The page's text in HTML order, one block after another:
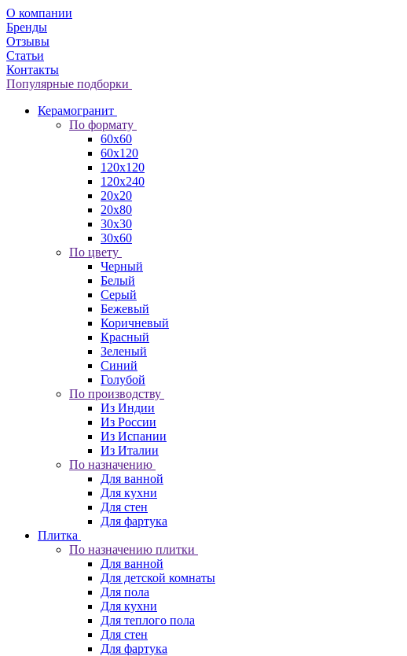
О компании
Бренды
Отзывы
Статьи
Контакты
Популярные подборки
Керамогранит
По формату
60x60
60x120
120x120
120x240
20x20
20x80
30x30
30x60
По цвету
Черный
Белый
Серый
Бежевый
Коричневый
Красный
Зеленый
Синий
Голубой
По производству
Из Индии
Из России
Из Испании
Из Италии
По назначению
Для ванной
Для кухни
Для стен
Для фартука
Плитка
По назначению плитки
Для ванной
Для детской комнаты
Для пола
Для кухни
Для теплого пола
Для стен
Для фартука